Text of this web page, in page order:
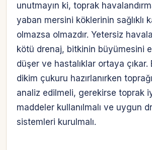
B2B alıcı paneli
unutmayın ki, toprak
yaban mersini köklerinin sağlıklı
olmazsa olmazdır. Yetersiz
kötü drenaj, bitkinin büyümesini
düşer ve hastalıklar ortaya çıkar.
dikim çukuru hazırlanırken
analiz edilmeli, gerekirse toprak
maddeler kullanılmalı ve uygun
sistemleri kurulmalı.